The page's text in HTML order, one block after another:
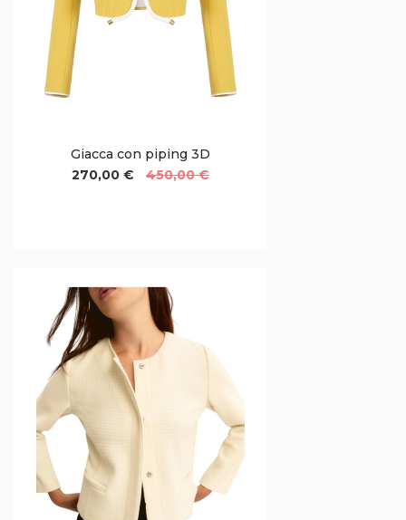
Giacca con piping 3D
270,00 €
450,00 €